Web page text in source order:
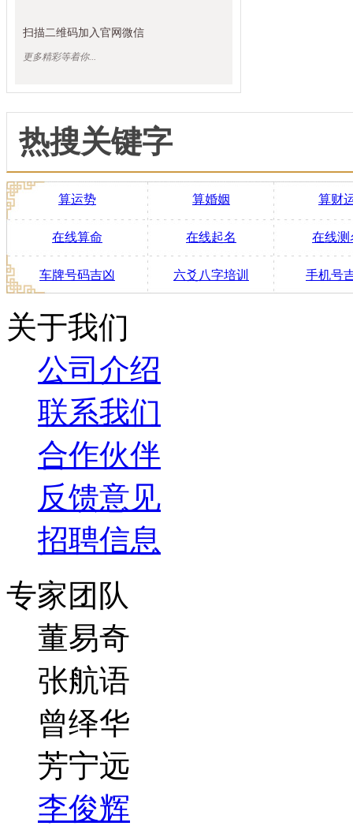
扫描二维码加入官网微信
更多精彩等着你...
热搜关键字
算运势 算婚姻 算财
在线算命 在线起名 在线测
车牌号码吉凶 六爻八字培训 手机号
关于我们
公司介绍
联系我们
合作伙伴
反馈意见
招聘信息
专家团队
董易奇
张航语
曾绎华
芳宁远
李俊辉